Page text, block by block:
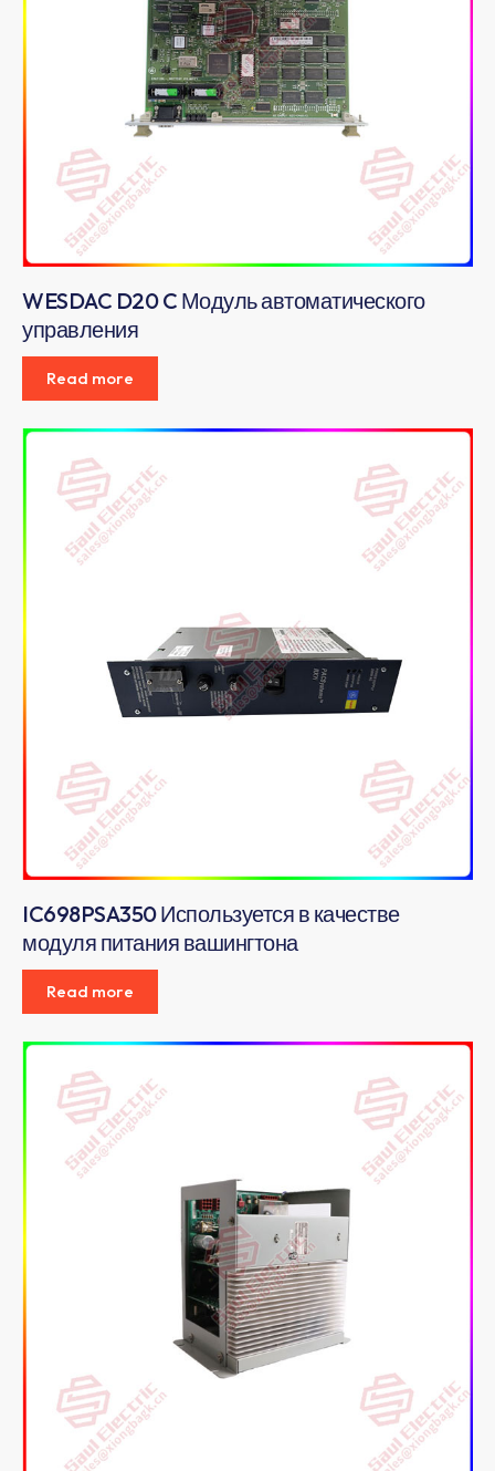
WESDAC D20 C Модуль автоматического
управления
Read more
IC698PSA350 Используется в качестве
модуля питания вашингтона
Read more